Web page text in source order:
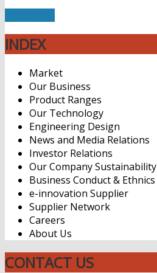
INDEX
Market
Our Business
Product Ranges
Our Technology
Engineering Design
News and Media Relations
Investor Relations
Our Company Sustainability
Business Conduct & Ethnics
e-innovation Supplier
Supplier Network
Careers
About Us
CONTACT US